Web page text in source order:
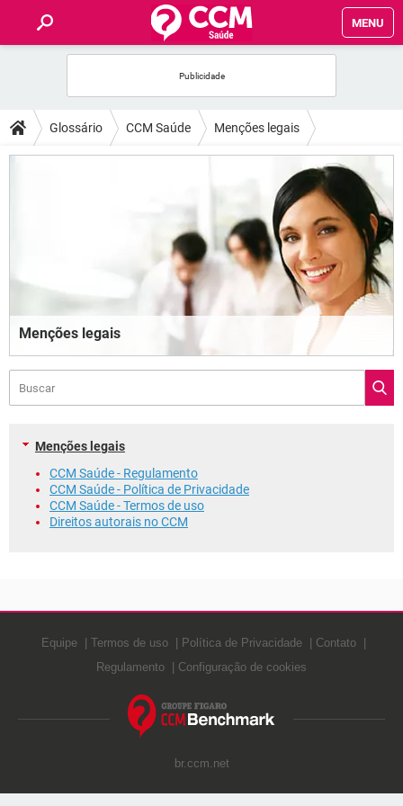
MENU
FÓRUM
SAÚDE
BEM-ESTAR
SEXUALIDADE
GLOSSÁRIO
Glossário CCM Saúde Menções legais
Menções legais
Menções legais
CCM Saúde - Regulamento
CCM Saúde - Política de Privacidade
CCM Saúde - Termos de uso
Direitos autorais no CCM
Equipe Termos de uso Política de Privacidade
Contato
Regulamento
Configuração de cookies
br.ccm.net